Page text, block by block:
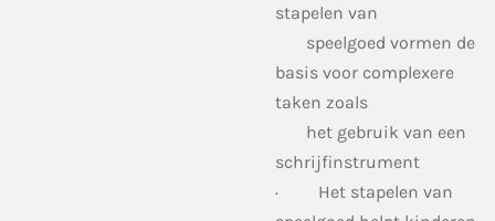
stapelen van
speelgoed vormen de
basis voor complexere
taken zoals
het gebruik van een
schrijfinstrument
· Het stapelen van